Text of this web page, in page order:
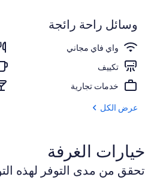
وسائل راحة رائجة
واي فاي مجاني
تكييف
خدمات تجارية
عرض الكل
خيارات الغرفة
تحقق من مدى التوفر لهذه